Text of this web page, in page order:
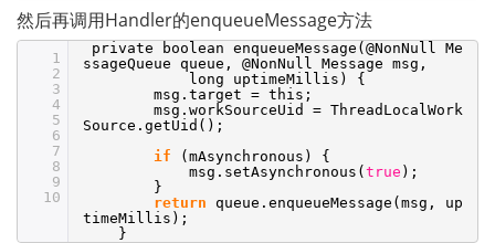
然后再调用Handler的enqueueMessage方法
1
2
3
4
5
6
7
8
9
10
private boolean enqueueMessage(@NonNull Me
ssageQueue queue, @NonNull Message msg,
long uptimeMillis) {
msg.target = this;
msg.workSourceUid = ThreadLocalWork
Source.getUid();
if
(mAsynchronous) {
msg.setAsynchronous(true );
}
return
queue.enqueueMessage(msg, up
timeMillis);
}